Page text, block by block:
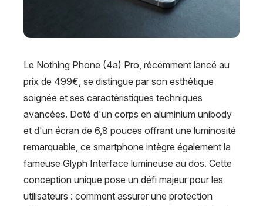
Le Nothing Phone (4a) Pro, récemment lancé au
prix de 499€, se distingue par son esthétique
soignée et ses caractéristiques techniques
avancées. Doté d'un corps en aluminium unibody
et d'un écran de 6,8 pouces offrant une luminosité
remarquable, ce smartphone intègre également la
fameuse Glyph Interface lumineuse au dos. Cette
conception unique pose un défi majeur pour les
utilisateurs : comment assurer une protection